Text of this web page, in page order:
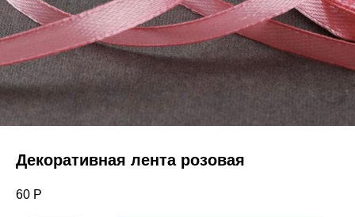
Декоративная лента розовая
60 Р